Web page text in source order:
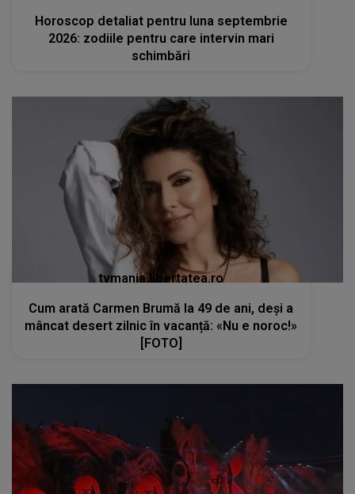
Horoscop detaliat pentru luna septembrie
2026: zodiile pentru care intervin mari
schimbări
tvmania.libertatea.ro
Cum arată Carmen Brumă la 49 de ani, deși a
mâncat desert zilnic în vacanță: «Nu e noroc!»
[FOTO]